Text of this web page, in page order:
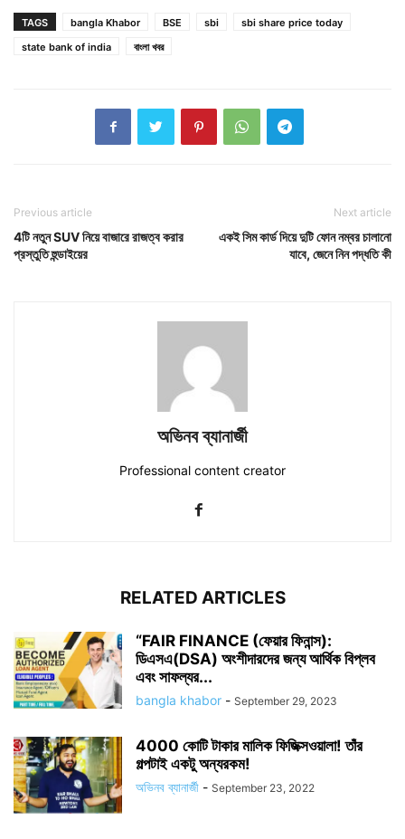
TAGS bangla Khabor BSE sbi
sbi share price today
state bank of india
বাংলা খবর
Previous article
4টি নতুন SUV নিয়ে বাজারে রাজত্ব করার
প্রস্তুতি হুন্ডাইয়ের
Next article
একই সিম কার্ড দিয়ে দুটি ফোন নম্বর চালানো
যাবে, জেনে নিন পদ্ধতি কী
অভিনব ব্যানার্জী
Professional content creator
RELATED ARTICLES
“FAIR FINANCE (ফেয়ার ফিনান্স):
ডিএসএ(DSA) অংশীদারদের জন্য আর্থিক বিপ্লব
এবং সাফল্যর...
bangla khabor - September 29, 2023
4000 কোটি টাকার মালিক ফিজিক্সওয়ালা! তাঁর
গল্পটাই একটু অন্যরকম!
অভিনব ব্যানার্জী - September 23, 2022